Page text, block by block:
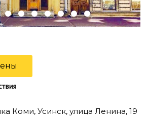
Коми, Усинск, улица Ленина, 19